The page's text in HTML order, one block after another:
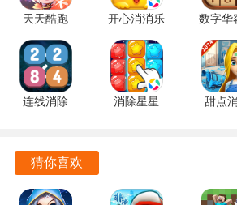
SCP收容失效游戏攻略
在游戏开始时，优先熟悉环境，了解各
出现的SCP实体，避免在探索过程中迷
与NPC互动时，注意观察他们的反应，
有用的信息或任务，帮助你更好地生存。
天天酷跑
1.0.139.0
手机版
开心消消乐
1.159 手机
版
数字华
2.15
版
连线消除
消除星星
甜点
猜你喜欢